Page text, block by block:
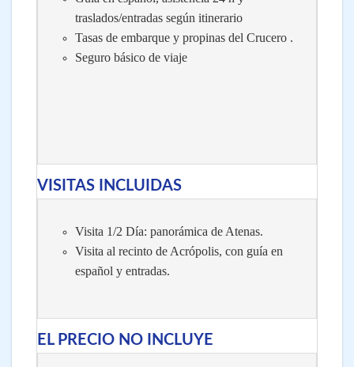
traslados/entradas según itinerario
Tasas de embarque y propinas del Crucero .
Seguro básico de viaje
VISITAS INCLUIDAS
Visita 1/2 Día: panorámica de Atenas.
Visita al recinto de Acrópolis, con guía en
español y entradas.
EL PRECIO NO INCLUYE